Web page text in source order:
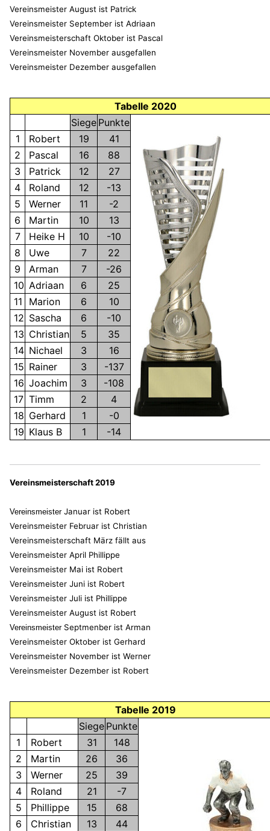
Vereinsmeister August ist Patrick
Vereinsmeister September ist Adriaan
Vereinsmeisterschaft Oktober ist Pascal
Vereinsmeister November ausgefallen
Vereinsmeister Dezember ausgefallen
Tabelle 2020
Siege Punkte
1
Robert 19
41
2
Pascal 16
88
3
Patrick 12
27
4
Roland 12
-13
5
Werner 11
-2
6
Martin 10
13
7
Heike H 10
-10
8
Uwe 7
22
9
Arman 7
-26
10 Adriaan 6
25
11
Marion 6
10
12 Sascha 6
-10
13 Christian 5
35
14 Nichael 3
16
15 Rainer 3
-137
16 Joachim 3
-108
17 Timm 2
4
18 Gerhard 1
-0
19 Klaus B 1 -14
Vereinsmeisterschaft 2019
Vereinsmeister Januar ist Robert
Vereinsmeister Februar ist Christian
Vereinsmeisterschaft März fällt aus
Vereinsmeister April Phillippe
Vereinsmeister Mai ist Robert
Vereinsmeister Juni ist Robert
Vereinsmeister Juli ist Phillippe
Vereinsmeister August ist Robert
VereinsmeisterSeptmenber ist Arman
Vereinsmeister Oktober ist Gerhard
Vereinsmeister November ist Werner
Vereinsmeister Dezember ist Robert
Tabelle 2019
Siege Punkte
1
Robert 31
148
2
Martin 26
36
3
Werner 25
39
4
Roland 21
-7
5
Phillippe 15
68
6
Christian 13
44